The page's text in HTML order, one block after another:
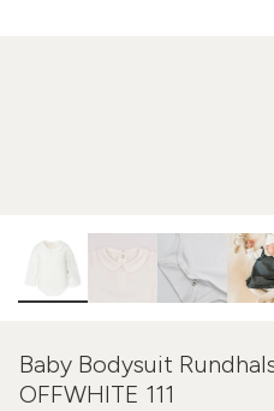
Baby Bodysuit
OFFWHITE 111